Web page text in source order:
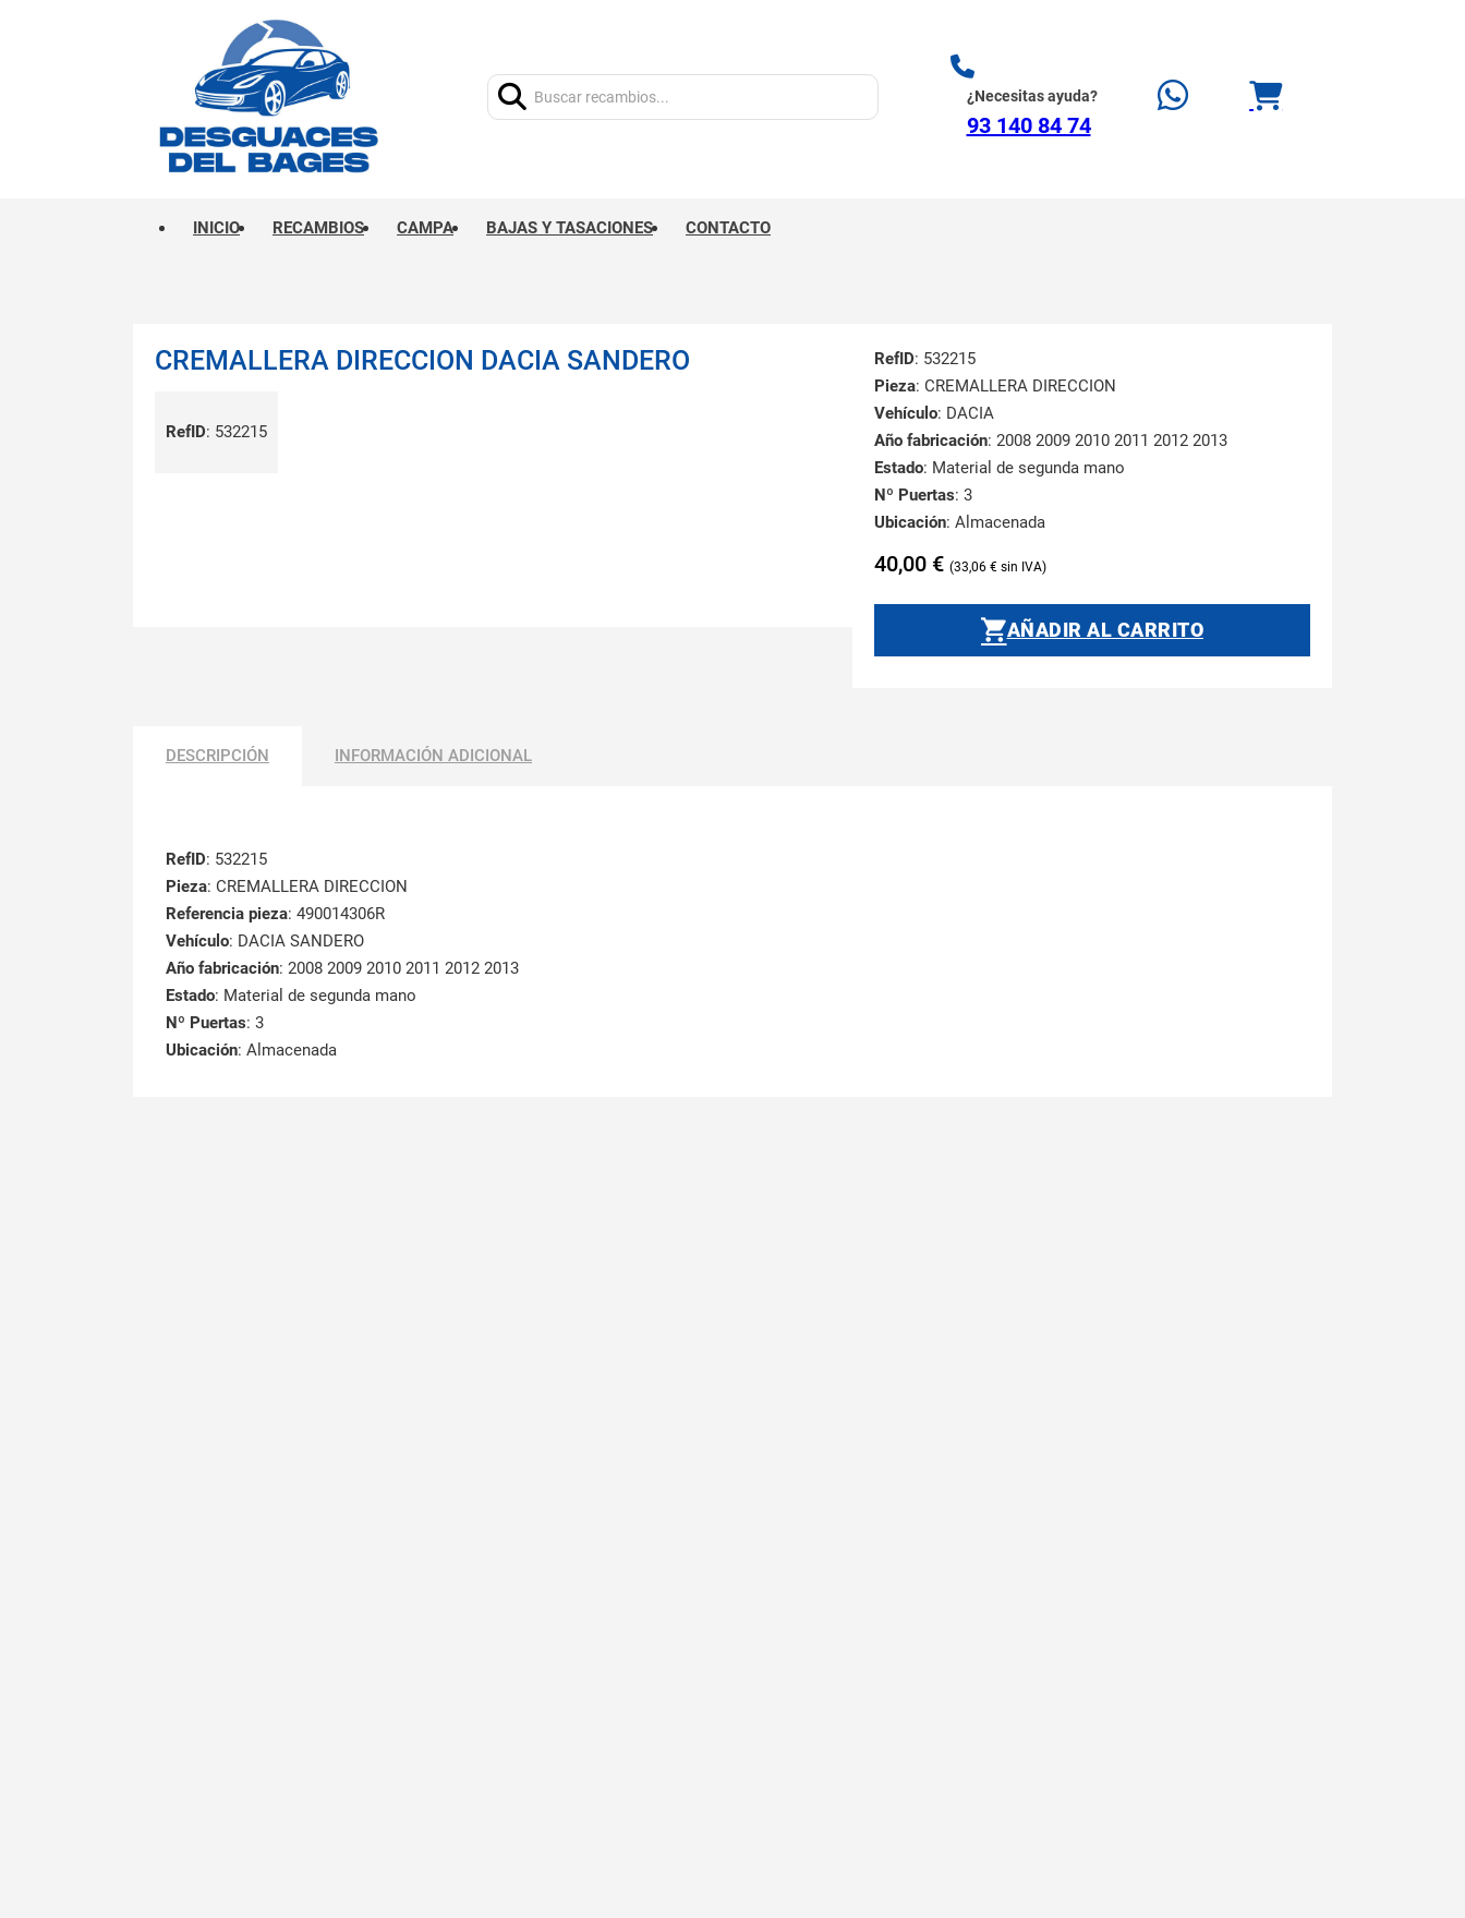
¿Necesitas ayuda?
93 140 84 74
INICIO RECAMBIOS CAMPA BAJAS Y TASACIONES CONTACTO
CREMALLERA DIRECCION DACIA SANDERO
RefID: 532215
RefID: 532215
Pieza: CREMALLERA DIRECCION
Vehículo: DACIA
Año fabricación: 2008 2009 2010 2011 2012 2013
Estado: Material de segunda mano
Nº Puertas: 3
Ubicación: Almacenada
40,00 € 33,06 €
AÑADIR AL CARRITO
DESCRIPCIÓN INFORMACIÓN ADICIONAL
RefID: 532215
Pieza: CREMALLERA DIRECCION
Referencia pieza: 490014306R
Vehículo: DACIA SANDERO
Año fabricación: 2008 2009 2010 2011 2012 2013
Estado: Material de segunda mano
Nº Puertas: 3
Ubicación: Almacenada